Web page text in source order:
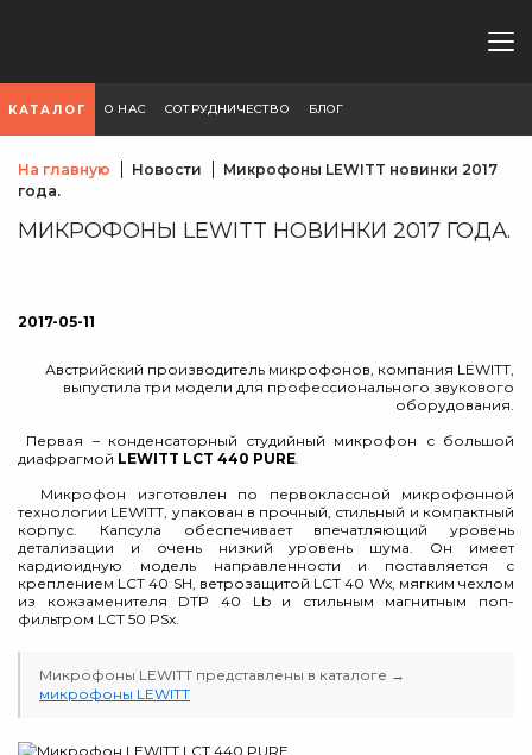
КАТАЛОГ О НАС СОТРУДНИЧЕСТВО БЛОГ
На главную Новости
Микрофоны LEWITT новинки 2017
года.
МИКРОФОНЫ LEWITT НОВИНКИ 2017 ГОДА.
2017-05-11
Австрийский производитель микрофонов, компания LEWITT,
выпустила три модели для профессионального звукового
оборудования.
Первая – конденсаторный студийный микрофон с большой
диафрагмой LEWITT LCT 440 PURE.
Микрофон изготовлен по первоклассной микрофонной
технологии LEWITT, упакован в прочный, стильный и компактный
корпус. Капсула обеспечивает впечатляющий уровень
детализации и очень низкий уровень шума. Он имеет
кардиоидную модель направленности и поставляется с
креплением LCT 40 SH, ветрозащитой LCT 40 Wx, мягким чехлом
из кожзаменителя DTP 40 Lb и стильным магнитным поп-
фильтром LCT 50 PSx.
Микрофоны LEWITT представлены в каталоге →
микрофоны LEWITT